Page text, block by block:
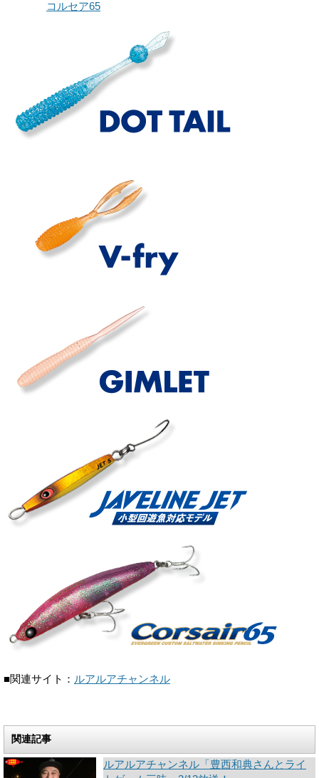
コルセア65
■関連サイト： ルアルアチャンネル
関連記事
ルアルアチャンネル「豊西和典さんとライ